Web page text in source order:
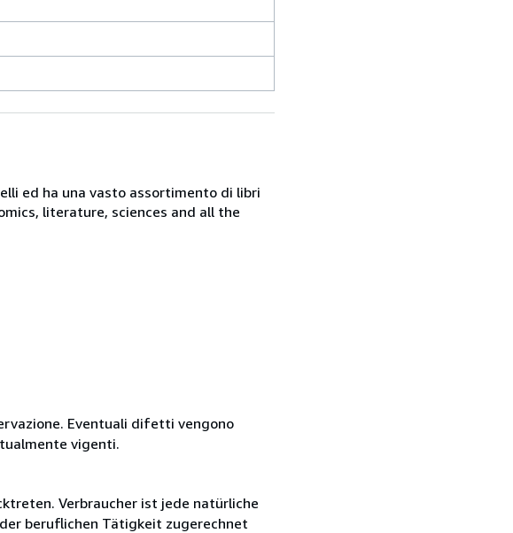
ed ha una vasto assortimento di libri
literature, sciences and all the
Eventuali difetti vengono
vigenti.
Verbraucher ist jede natürliche
beruflichen Tätigkeit zugerechnet